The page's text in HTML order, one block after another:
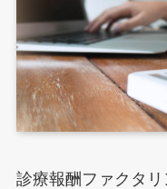
診療報酬ファクタ